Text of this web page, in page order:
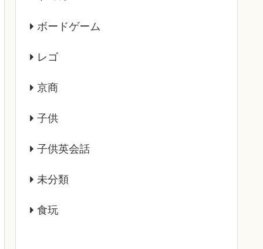
ボードゲーム
レゴ
京商
子供
子供英会話
未分類
食玩